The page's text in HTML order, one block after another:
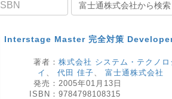
富士通株式会社から検索
Interstage Master 完全対策
著者： 株式会社 システム・テクノロ
イ 、 代田 佳子、 富士通株式会社
発売： 2005年01月13日
ISBN： 9784798108315